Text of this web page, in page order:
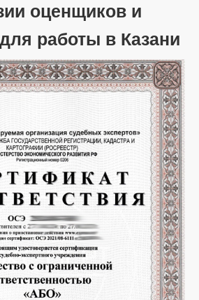
оценщиков и
работы в Казани